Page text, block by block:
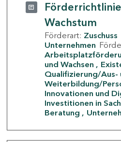
Wachstum
Förderart: Zuschuss
Unternehmen
und Wachsen
Qualifizierung/Aus-
Weiterbildung/
Innovationen und
Investitionen in
Beratung